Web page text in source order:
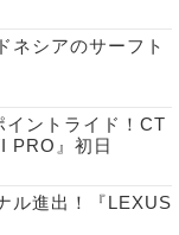
ネシアのサーフト
ントライド！CT
PRO』初日
ル進出！『LEXUS